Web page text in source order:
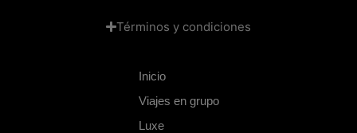
Términos y condiciones
Inicio
Viajes en grupo
Luxe